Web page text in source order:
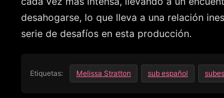
desahogarse, lo que lleva a una relación
serie de desafíos en esta producción.
Etiquetas: Melissa Stratton sub español